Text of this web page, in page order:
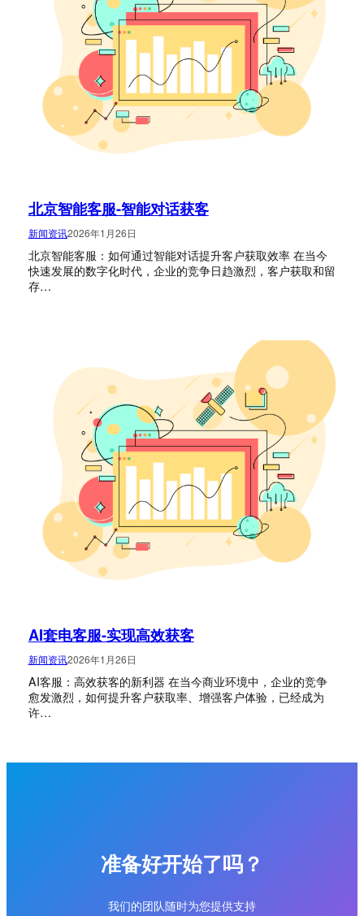
北京智能客服-智能对话获客
新闻资讯2026年1月26日
北京智能客服：如何通过智能对话提升客户获取效率 在当今
快速发展的数字化时代，企业的竞争日趋激烈，客户获取和留
存…
AI套电客服-实现高效获客
新闻资讯2026年1月26日
AI客服：高效获客的新利器 在当今商业环境中，企业的竞争
愈发激烈，如何提升客户获取率、增强客户体验，已经成为
许…
准备好开始了吗？
我们的团队随时为您提供支持